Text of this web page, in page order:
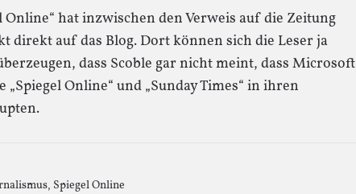
Online“ hat inzwischen den Verweis auf die Zeitung
direkt auf das Blog. Dort können sich die Leser ja
dass Scoble gar nicht meint, dass Microsoft
„Spiegel Online“ und „Sunday Times“ in ihren
, Spiegel Online